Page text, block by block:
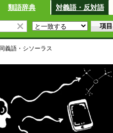
類語辞典 対義語・反対語
義語・シソーラス